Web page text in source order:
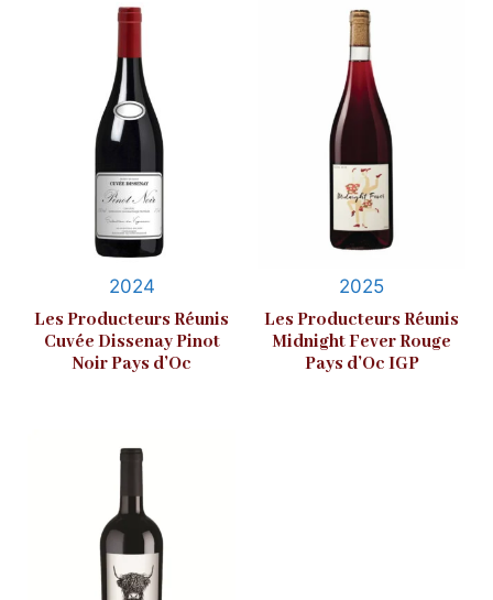
2024
Les Producteurs Réunis
Cuvée Dissenay Pinot
Noir Pays d’Oc
2025
Les Producteurs Réunis
Midnight Fever Rouge
Pays d’Oc IGP